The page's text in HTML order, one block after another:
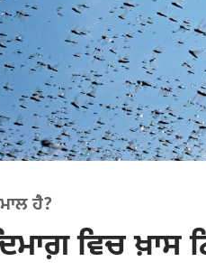
ਹੈ?
ਵਿਚ ਖ਼ਾਸ